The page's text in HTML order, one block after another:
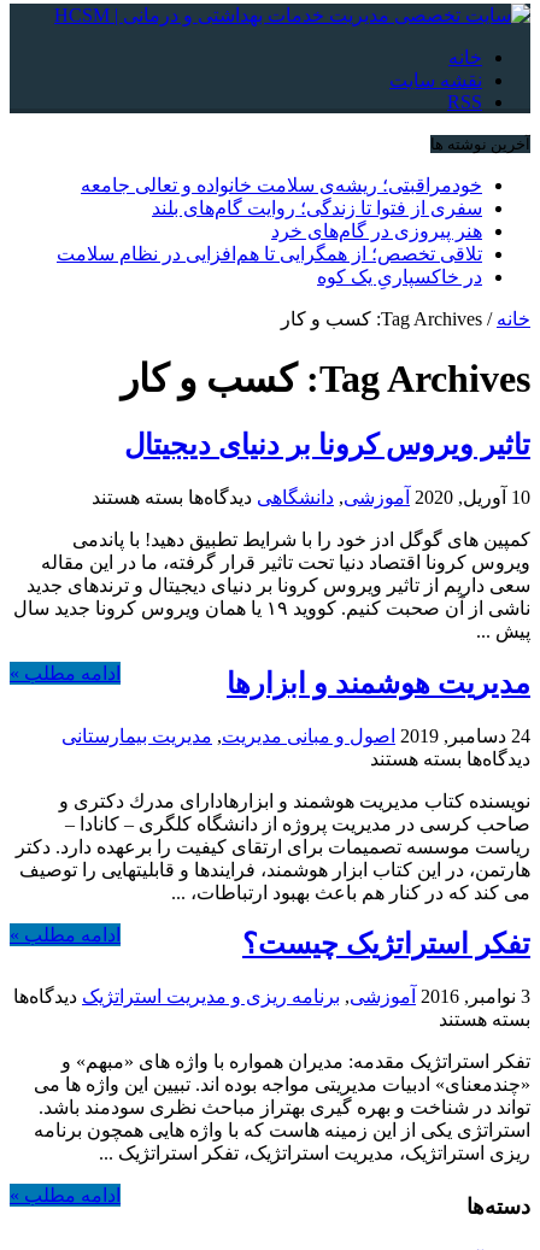
خانه
نقشه سایت
RSS
آخرین نوشته ها
خودمراقبتی؛ ریشه‌ی سلامت خانواده و تعالی جامعه
سفری از فتوا تا زندگی؛ روایت گام‌های بلند
هنر پیروزی در گام‌های خرد
تلاقی تخصص؛ از همگرایی تا هم‌افزایی در نظام سلامت
در خاکسپاریِ یک کوه
خانه / Tag Archives: کسب و کار
Tag Archives: کسب و کار
تاثیر ویروس کرونا بر دنیای دیجیتال
10 آوریل, 2020 آموزشی, دانشگاهی دیدگاه‌ها برای
ویروس
کرونا
بر
دنیای
بسته هستند
کمپین های گوگل ادز خود را با شرایط تطبیق دهید! با پاندمی
ویروس کرونا اقتصاد دنیا تحت تاثیر قرار گرفته، ما در این مقاله
سعی داریم از تاثیر ویروس کرونا بر دنیای دیجیتال و ترندهای جدید
ناشی از آن صحبت کنیم. کووید ۱۹ یا همان ویروس کرونا جدید سال
پیش ...
ادامه مطلب » مدیریت هوشمند و ابزارها
24 دسامبر, 2019 اصول و مبانی مدیریت, مدیریت بیمارستانی
دیدگاه‌ها برای
هوشمند
و
ابزارها
بسته هستند
نویسنده كتاب مدیریت هوشمند و ابزارهادارای مدرك دكتری و
صاحب كرسی در مدیریت پروژه از دانشگاه كلگری – كانادا –
ریاست موسسه تصمیمات برای ارتقای كیفیت را برعهده دارد. دكتر
هارتمن، در این كتاب ابزار هوشمند، فرایندها و قابلیتهایی را توصیف
می كند كه در كنار هم باعث بهبود ارتباطات، ...
ادامه مطلب » تفکر استراتژیک چیست؟
3 نوامبر, 2016 آموزشی, برنامه ریزی و مدیریت استراتژیک دیدگاه‌ها
برای
استراتژیک
چیست؟
بسته هستند
تفکر استراتژیک مقدمه: مدیران همواره با واژه های «مبهم» و
«چندمعنای» ادبیات مدیریتی مواجه بوده اند. تبیین این واژه ها می
تواند در شناخت و بهره گیری بهتراز مباحث نظری سودمند باشد.
استراتژی یکی از این زمینه هاست که با واژه هایی همچون برنامه
ریزی استراتژیک، مدیریت استراتژیک، تفکر استراتژیک ...
ادامه مطلب » دسته‌ها